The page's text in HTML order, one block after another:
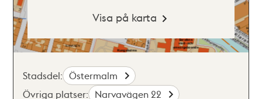
Visa på karta
Stadsdel: Östermalm
Övriga platser: Narvavägen 22